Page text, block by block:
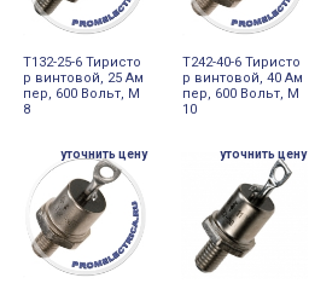
Т132-25-6 Тиристо
р винтовой, 25 Ам
пер, 600 Вольт, М
8
Т242-40-6 Тиристо
р винтовой, 40 Ам
пер, 600 Вольт, М
10
уточнить цену уточнить цену